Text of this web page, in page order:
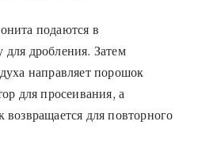
подаются в
дробления. Затем
направляет порошок
для просеивания, а
для повторного